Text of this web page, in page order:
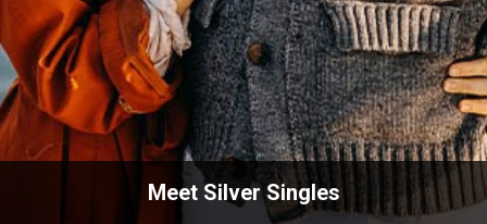
Meet Silver Singles